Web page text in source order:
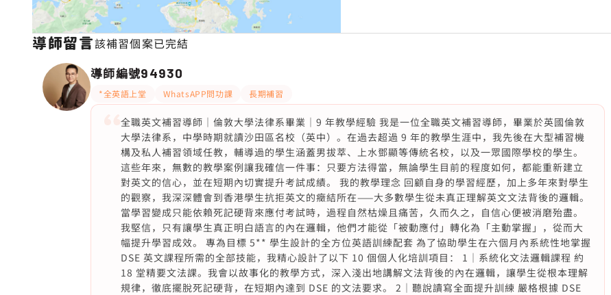
導師留言該補習個案已完結
導師編號94930
*全英語上堂 WhatsAPP問功課 長期補習
全職英文補習導師｜倫敦大學法律系畢業｜9 年教學經驗 我是一位全職英文補習導師，畢業於英國倫敦
大學法律系，中學時期就讀沙田區名校（英中）。在過去超過 9 年的教學生涯中，我先後在大型補習機
構及私人補習領域任教，輔導過的學生涵蓋男拔萃、上水鄧顯等傳統名校，以及一眾國際學校的學生。
這些年來，無數的教學案例讓我確信一件事：只要方法得當，無論學生目前的程度如何，都能重新建立
對英文的信心，並在短期內切實提升考試成績。 我的教學理念 回顧自身的學習經歷，加上多年來對學生
的觀察，我深深體會到香港學生抗拒英文的癥結所在——大多數學生從未真正理解英文文法背後的邏輯。
當學習變成只能依賴死記硬背來應付考試時，過程自然枯燥且痛苦，久而久之，自信心便被消磨殆盡。
我堅信，只有讓學生真正明白語言的內在邏輯，他們才能從「被動應付」轉化為「主動掌握」，從而大
幅提升學習成效。 專為目標 5** 學生設計的全方位英語訓練配套 為了協助學生在六個月內系統性地掌握
DSE 英文課程所需的全部技能，我精心設計了以下 10 個個人化培訓項目： 1｜系統化文法邏輯課程 約
18 堂精要文法課。我會以故事化的教學方式，深入淺出地講解文法背後的內在邏輯，讓學生從根本理解
規律，徹底擺脫死記硬背，在短期內達到 DSE 的文法要求。 2｜聽說讀寫全面提升訓練 嚴格根據 DSE